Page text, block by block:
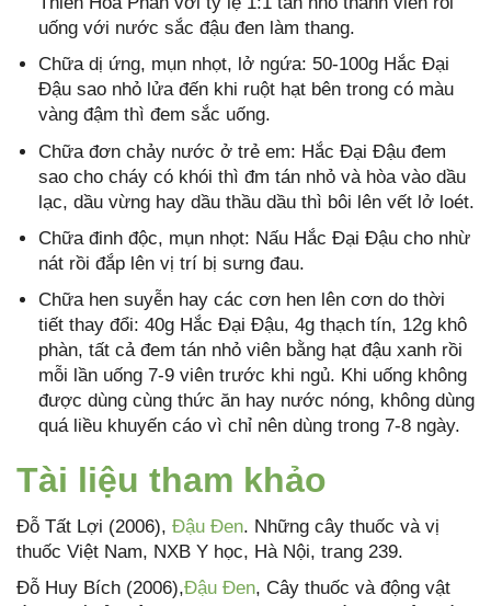
uống với nước sắc đậu đen làm thang.
Chữa dị ứng, mụn nhọt, lở ngứa: 50-100g Hắc Đại
Đậu sao nhỏ lửa đến khi ruột hạt bên trong có màu
vàng đậm thì đem sắc uống.
Chữa đơn chảy nước ở trẻ em: Hắc Đại Đậu đem
sao cho cháy có khói thì đm tán nhỏ và hòa vào dầu
lạc, dầu vừng hay dầu thầu dầu thì bôi lên vết lở loét.
Chữa đinh độc, mụn nhọt: Nấu Hắc Đại Đậu cho nhừ
nát rồi đắp lên vị trí bị sưng đau.
Chữa hen suyễn hay các cơn hen lên cơn do thời
tiết thay đổi: 40g Hắc Đại Đậu, 4g thạch tín, 12g khô
phàn, tất cả đem tán nhỏ viên bằng hạt đậu xanh rồi
mỗi lần uống 7-9 viên trước khi ngủ. Khi uống không
được dùng cùng thức ăn hay nước nóng, không dùng
quá liều khuyến cáo vì chỉ nên dùng trong 7-8 ngày.
Tài liệu tham khảo
Đỗ Tất Lợi (2006), Đậu Đen. Những cây thuốc và vị
thuốc Việt Nam, NXB Y học, Hà Nội, trang 239.
Đỗ Huy Bích (2006),Đậu Đen, Cây thuốc và động vật